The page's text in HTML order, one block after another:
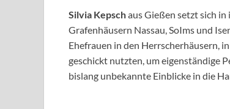
Silvia Kepschaus Gießen setzt sich
Grafenhäusern Nassau, SoIms und
Ehefrauen in den Herrscherhäusern,
geschickt nutzten, um eigenständige
bislang unbekannte Einblicke in die